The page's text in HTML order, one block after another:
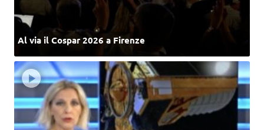
Al via il Cospar 2026 a Firenze